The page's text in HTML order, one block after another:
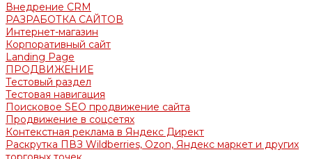
Внедрение CRM
РАЗРАБОТКА САЙТОВ
Интернет-магазин
Корпоративный сайт
Landing Page
ПРОДВИЖЕНИЕ
Тестовый раздел
Тестовая навигация
Поисковое SEO продвижение сайта
Продвижение в соцсетях
Контекстная реклама в Яндекс Директ
Раскрутка ПВЗ Wildberries, Ozon, Яндекс маркет и других